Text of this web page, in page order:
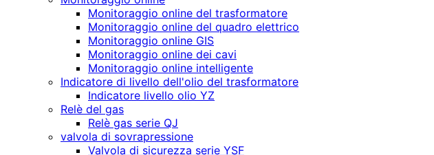
Monitoraggio online del trasformatore
Monitoraggio online del quadro elettrico
Monitoraggio online GIS
Monitoraggio online dei cavi
Monitoraggio online intelligente
Indicatore di livello dell'olio del trasformatore
Indicatore livello olio YZ
Relè del gas
Relè gas serie QJ
valvola di sovrapressione
Valvola di sicurezza serie YSF